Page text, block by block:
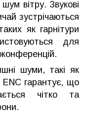
вітру. Звукові
зустрічаються
як гарнітури
для
шуми, такі як
ENC гарантує, що
чітко та